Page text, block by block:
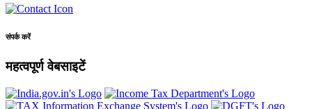
संपर्क करें
महत्वपूर्ण वेबसाइटें